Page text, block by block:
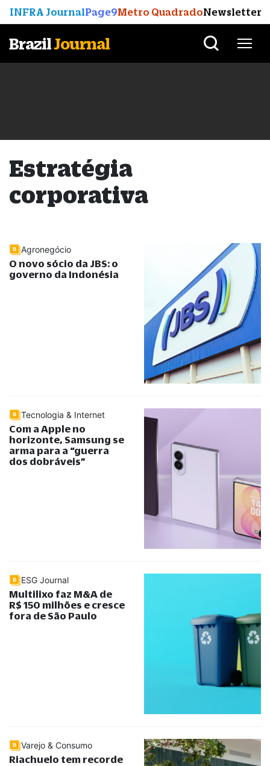
INFRA JournalPage9Metro QuadradoNewsletter
BrazilJournal
Estratégia
corporativa
Agronegócio
O novo sócio da JBS: o
governo da Indonésia
Tecnologia & Internet
Com a Apple no
horizonte, Samsung se
arma para a “guerra
dos dobráveis”
ESG Journal
Multilixo faz M&A de
R$ 150 milhões e cresce
fora de São Paulo
Varejo & Consumo
Riachuelo tem recorde